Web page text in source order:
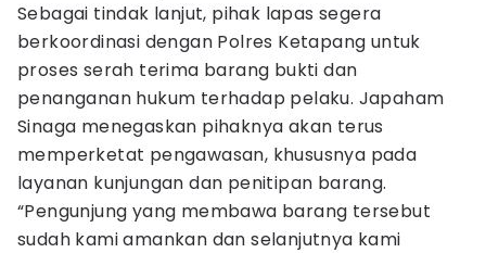
Sebagai tindak lanjut, pihak lapas segera
berkoordinasi dengan Polres Ketapang untuk
proses serah terima barang bukti dan
penanganan hukum terhadap pelaku. Japaham
Sinaga menegaskan pihaknya akan terus
memperketat pengawasan, khususnya pada
layanan kunjungan dan penitipan barang.
“Pengunjung yang membawa barang tersebut
sudah kami amankan dan selanjutnya kami